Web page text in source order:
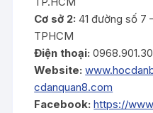
Cơ sở 2: 41 đường số 7
TPHCM
Điện thoại:
Website:
cdanquan8.com
Facebook: https://